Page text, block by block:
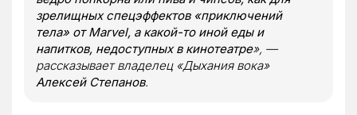
зрелищных спецэффектов «приключений
тела» от Marvel, а какой-то иной еды и
напитков, недоступных в кинотеатре», —
рассказывает владелец «Дыхания вока»
Алексей Степанов.